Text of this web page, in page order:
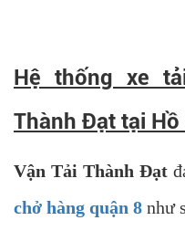
Hệ thống xe
Thành Đạt tại Hồ
Vận Tải Thành Đạt
chở hàng quận 8 như